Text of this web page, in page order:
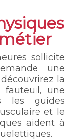
sollicite
une
la
fauteuil, une
les guides
et le
aident à